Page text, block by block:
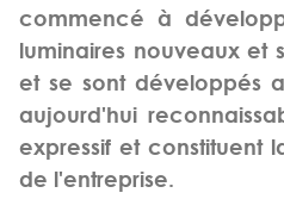
commencé à
luminaires nouveaux et
et se sont développés
aujourd'hui
expressif et constituent
de l'entreprise.